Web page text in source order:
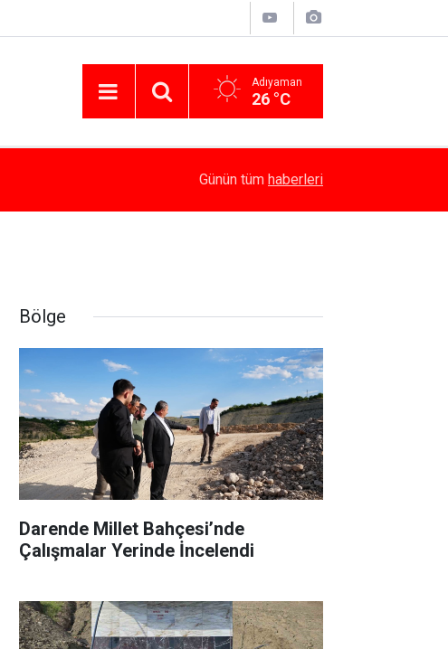
Adıyaman
26 °C
Besni’de Atv Devrildi: 4 Yaralı
Günün tüm haberleri
Bölge
Darende Millet Bahçesi’nde
Çalışmalar Yerinde İncelendi